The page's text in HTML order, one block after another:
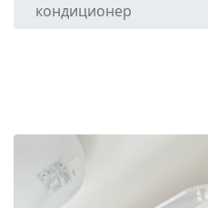
кондиционер